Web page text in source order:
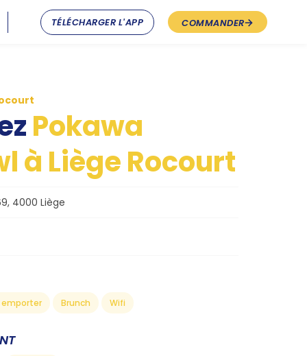
TÉLÉCHARGER L'APP COMMANDER
Pokawa
à Liège Rocourt
4000 Liège
emporter Brunch Wifi